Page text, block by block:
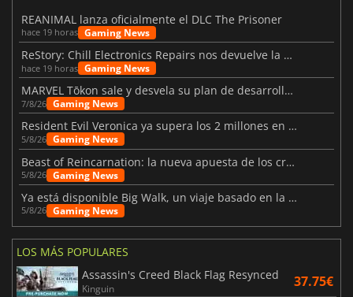
REANIMAL lanza oficialmente el DLC The Prisoner
hace 19 horas Gaming News
ReStory: Chill Electronics Repairs nos devuelve la nostalgia de los 2000
hace 19 horas Gaming News
MARVEL Tōkon sale y desvela su plan de desarrollo para el primer año
7/8/26 Gaming News
Resident Evil Veronica ya supera los 2 millones en listas de deseados
5/8/26 Gaming News
Beast of Reincarnation: la nueva apuesta de los creadores de Pokémon
5/8/26 Gaming News
Ya está disponible Big Walk, un viaje basado en la amistad
5/8/26 Gaming News
LOS MÁS POPULARES
Assassin's Creed Black Flag Resynced
Kinguin 37.75€